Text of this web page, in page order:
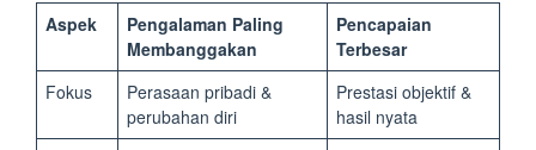
Aspek
Pengalaman Paling
Membanggakan
Pencapaian
Terbesar
Fokus
Perasaan pribadi &
perubahan diri
Prestasi objektif &
hasil nyata